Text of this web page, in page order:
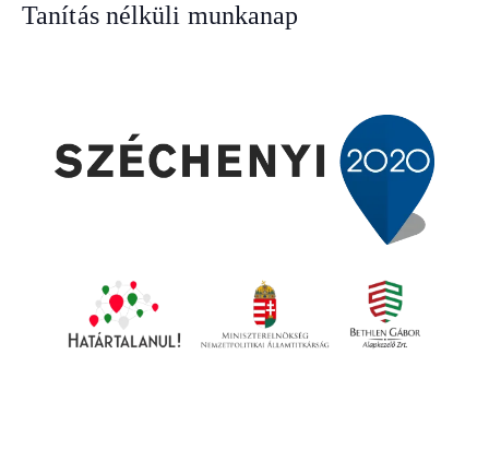
Tanítás nélküli munkanap